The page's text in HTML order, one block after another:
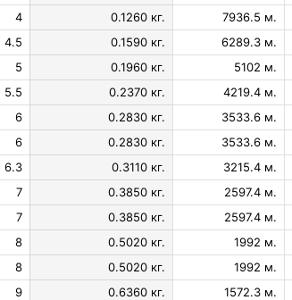
4 0.1260 кг. 7936.5 м.
4.5 0.1590 кг. 6289.3 м.
5 0.1960 кг. 5102 м.
5.5 0.2370 кг. 4219.4 м.
6 0.2830 кг. 3533.6 м.
6 0.2830 кг. 3533.6 м.
6.3 0.3110 кг. 3215.4 м.
7 0.3850 кг. 2597.4 м.
7 0.3850 кг. 2597.4 м.
8 0.5020 кг. 1992 м.
8 0.5020 кг. 1992 м.
9 0.6360 кг. 1572.3 м.